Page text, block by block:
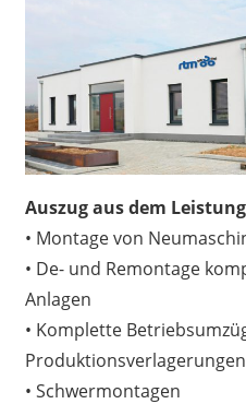
Auszug aus dem
• Montage von
• De- und Remontage
Anlagen
• Komplette
Produktionsverlagerungen
• Schwermontagen